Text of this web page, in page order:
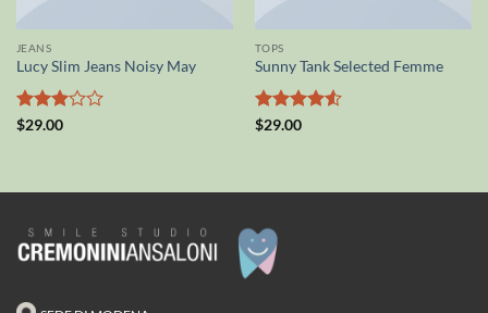
JEANS
Lucy Slim Jeans Noisy May
Valutato
$29.00
TOPS
Sunny Tank Selected Femme
Valutato
$29.00